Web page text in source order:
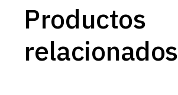
Productos
relacionados